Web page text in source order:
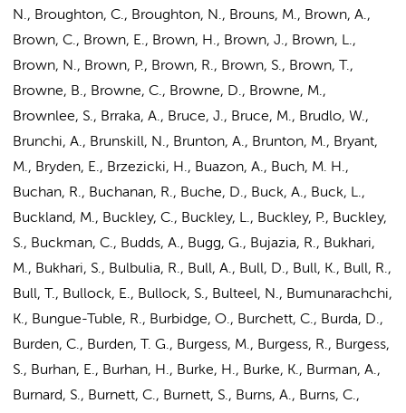
N., Broughton, C., Broughton, N., Brouns, M., Brown, A.,
Brown, C., Brown, E., Brown, H., Brown, J., Brown, L.,
Brown, N., Brown, P., Brown, R., Brown, S., Brown, T.,
Browne, B., Browne, C., Browne, D., Browne, M.,
Brownlee, S., Brraka, A., Bruce, J., Bruce, M., Brudlo, W.,
Brunchi, A., Brunskill, N., Brunton, A., Brunton, M., Bryant,
M., Bryden, E., Brzezicki, H., Buazon, A., Buch, M. H.,
Buchan, R., Buchanan, R., Buche, D., Buck, A., Buck, L.,
Buckland, M., Buckley, C., Buckley, L., Buckley, P., Buckley,
S., Buckman, C., Budds, A., Bugg, G., Bujazia, R., Bukhari,
M., Bukhari, S., Bulbulia, R., Bull, A., Bull, D., Bull, K., Bull, R.,
Bull, T., Bullock, E., Bullock, S., Bulteel, N., Bumunarachchi,
K., Bungue-Tuble, R., Burbidge, O., Burchett, C., Burda, D.,
Burden, C., Burden, T. G., Burgess, M., Burgess, R., Burgess,
S., Burhan, E., Burhan, H., Burke, H., Burke, K., Burman, A.,
Burnard, S., Burnett, C., Burnett, S., Burns, A., Burns, C.,